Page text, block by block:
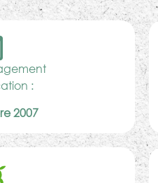
:
2007